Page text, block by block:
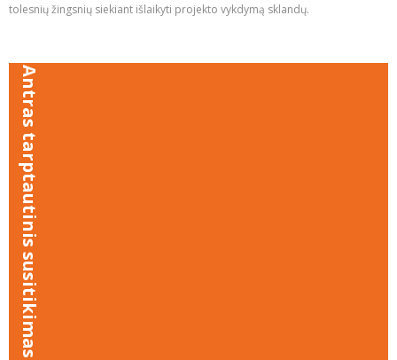
tolesnių žingsnių siekiant išlaikyti projekto vykdymą sklandų.
Antras tarptautinis susitikimas